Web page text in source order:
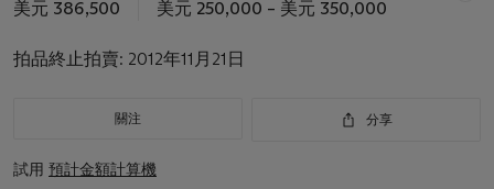
美元 386,500 美元 250,000 – 美元 350,000
拍品終止拍賣: 2012年11月21日
關注 分享
試用 預計金額計算機